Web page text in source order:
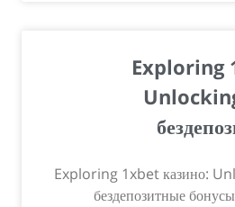
Exploring
Exploring 1xbet казино:
бездепозитные